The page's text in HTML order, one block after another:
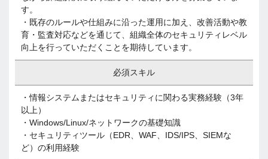
す。
・既存のルールや仕組みに沿った運用に加え、改善活動や教
育・監査対応などを通じて、組織全体のセキュリティレベル
向上を行っていただくことを期待しています。
必須スキル
・情報システムまたはセキュリティに関わる実務経験（3年
以上）
・Windows/Linux/ネットワークの基礎知識
・セキュリティツール（EDR、WAF、IDS/IPS、SIEMな
ど）の利用経験